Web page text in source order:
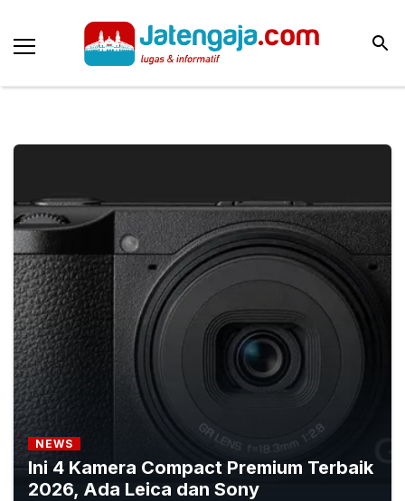
NEWS
Ini 4 Kamera Compact Premium Terbaik
2026, Ada Leica dan Sony